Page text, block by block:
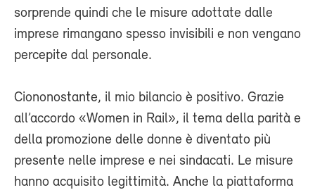
sorprende quindi che le misure adottate dalle
imprese rimangano spesso invisibili e non vengano
percepite dal personale.
Ciononostante, il mio bilancio è positivo. Grazie
all’accordo «Women in Rail», il tema della parità e
della promozione delle donne è diventato più
presente nelle imprese e nei sindacati. Le misure
hanno acquisito legittimità. Anche la piattaforma